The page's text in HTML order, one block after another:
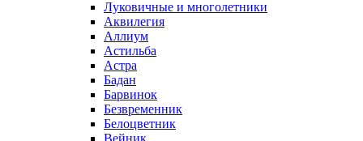
Луковичные и многолетники
Аквилегия
Аллиум
Астильба
Астра
Бадан
Барвинок
Безвременник
Белоцветник
Вейник